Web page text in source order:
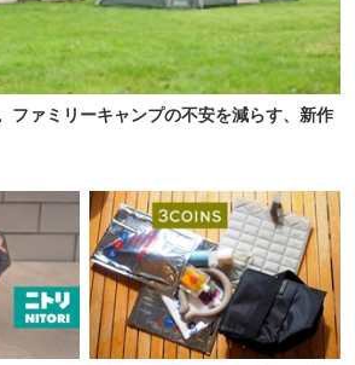
ファミリーキャンプの不安を減らす、新作